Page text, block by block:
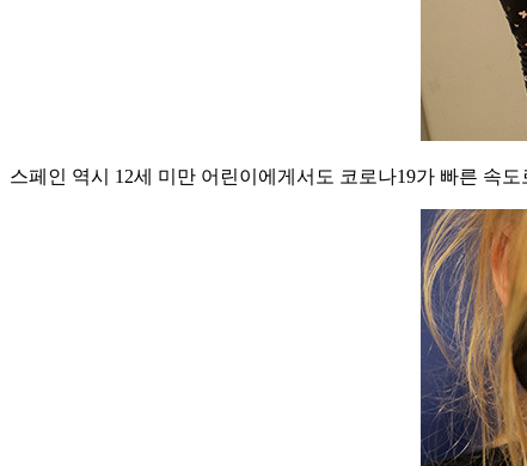
스페인 역시 12세 미만 어린이에게서도 코로나19가 빠른 속